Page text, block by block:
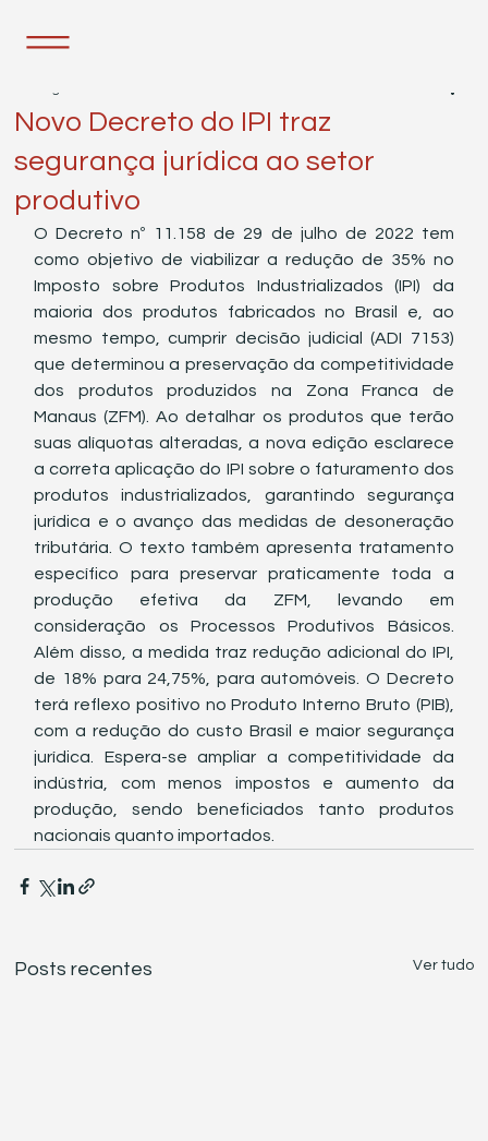
Novo Decreto do IPI traz
segurança jurídica ao setor
produtivo
O Decreto nº 11.158 de 29 de julho de 2022 tem
como objetivo de viabilizar a redução de 35% no
Imposto sobre Produtos Industrializados (IPI) da
maioria dos produtos fabricados no Brasil e, ao
mesmo tempo, cumprir decisão judicial (ADI 7153)
que determinou a preservação da competitividade
dos produtos produzidos na Zona Franca de
Manaus (ZFM). Ao detalhar os produtos que terão
suas alíquotas alteradas, a nova edição esclarece
a correta aplicação do IPI sobre o faturamento dos
produtos industrializados, garantindo segurança
jurídica e o avanço das medidas de desoneração
tributária. O texto também apresenta tratamento
específico para preservar praticamente toda a
produção efetiva da ZFM, levando em
consideração os Processos Produtivos Básicos.
Além disso, a medida traz redução adicional do IPI,
de 18% para 24,75%, para automóveis. O Decreto
terá reflexo positivo no Produto Interno Bruto (PIB),
com a redução do custo Brasil e maior segurança
jurídica. Espera-se ampliar a competitividade da
indústria, com menos impostos e aumento da
produção, sendo beneficiados tanto produtos
nacionais quanto importados.
Posts recentes Ver tudo